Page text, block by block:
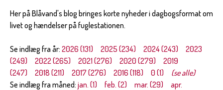
Her på Blåvand's blog bringes korte nyheder i dagbogsformat om
livet og hændelser på fuglestationen.
Se indlæg fra år: 2026 (131) 2025 (234) 2024 (243)
2023
(249)
2022 (265) 2021 (276) 2020 (279)
2019
(247)
2018 (211) 2017 (276) 2016 (118) 0 (1)
(se alle)
Se indlæg fra måned: jan. (1) feb. (2) mar. (29)
apr.